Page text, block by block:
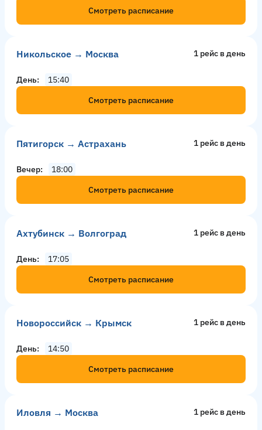
Смотреть расписание
Никольское → Москва 1 рейс в день
День
15:40
Смотреть расписание
Пятигорск → Астрахань 1 рейс в день
Вечер
18:00
Смотреть расписание
Ахтубинск → Волгоград 1 рейс в день
День
17:05
Смотреть расписание
Новороссийск → Крымск 1 рейс в день
День
14:50
Смотреть расписание
Иловля → Москва 1 рейс в день